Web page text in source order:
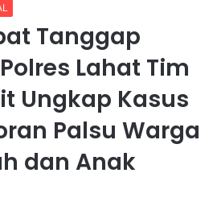
Tanggap
Lahat Tim
Ungkap Kasus
Palsu Warga
dan Anak